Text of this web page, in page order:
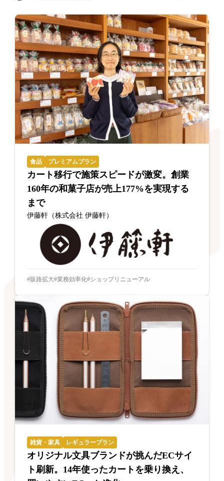
食品 プレミアムプラン
カート移行で施策スピードが激変。創業
160年の和菓子店が売上177%を実現する
まで
伊藤軒（株式会社 伊藤軒）
販路拡大 業務効率化 ショップリニューアル
雑貨・家具 レギュラープラン
オリジナル文具ブランドが挑んだECサイ
ト刷新。14年使ったカートを乗り換え、